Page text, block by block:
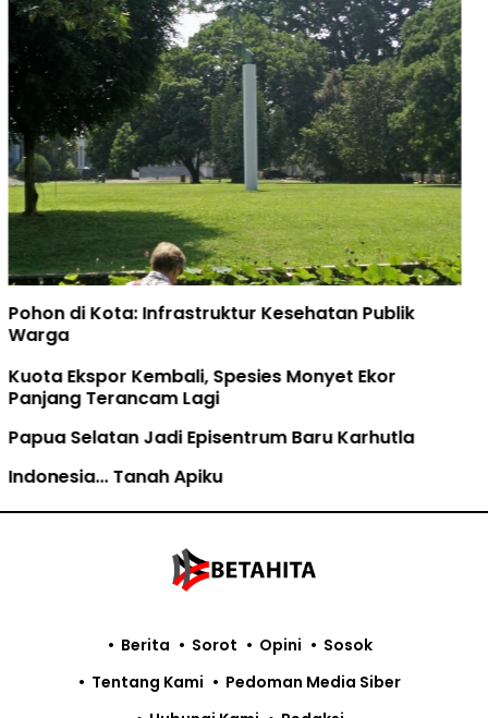
Ketika Orangutan Kehilangan Hutan
Beutong Ateuh Banggalang: Sudah Jatuh,
Tertimpa IUP Tambang
Taktik APRIL Menadah Kayu dari Korporasi
Perusak Hutan Kalimantan
Perdagangan Karbon Dinilai hanya
Mengkomodifikasi Hutan Adat
Berita Sorot Opini
Sosok
Tentang Kami
Pedoman Media Siber